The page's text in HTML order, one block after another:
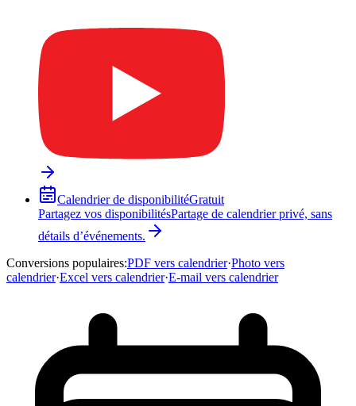
Calendrier de disponibilitéGratuit
Partagez vos disponibilitésPartage de calendrier privé, sans
détails d’événements.
Conversions populaires:PDF vers calendrier·Photo vers
calendrier·Excel vers calendrier·E-mail vers calendrier